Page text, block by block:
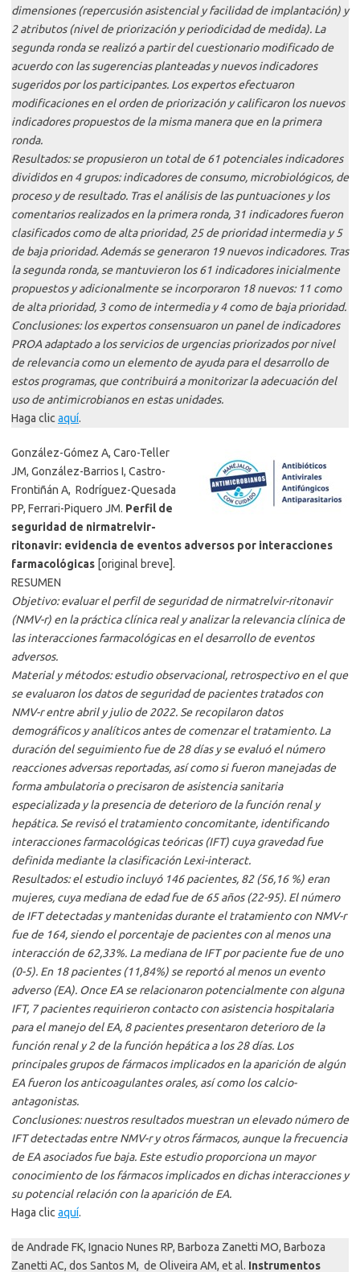
dimensiones (repercusión asistencial y facilidad de implantación) y
2 atributos (nivel de priorización y periodicidad de medida). La
segunda ronda se realizó a partir del cuestionario modificado de
acuerdo con las sugerencias planteadas y nuevos indicadores
sugeridos por los participantes. Los expertos efectuaron
modificaciones en el orden de priorización y calificaron los nuevos
indicadores propuestos de la misma manera que en la primera
ronda.
Resultados: se propusieron un total de 61 potenciales indicadores
divididos en 4 grupos: indicadores de consumo, microbiológicos, de
proceso y de resultado. Tras el análisis de las puntuaciones y los
comentarios realizados en la primera ronda, 31 indicadores fueron
clasificados como de alta prioridad, 25 de prioridad intermedia y 5
de baja prioridad. Además se generaron 19 nuevos indicadores. Tras
la segunda ronda, se mantuvieron los 61 indicadores inicialmente
propuestos y adicionalmente se incorporaron 18 nuevos: 11 como
de alta prioridad, 3 como de intermedia y 4 como de baja prioridad.
Conclusiones: los expertos consensuaron un panel de indicadores
PROA adaptado a los servicios de urgencias priorizados por nivel
de relevancia como un elemento de ayuda para el desarrollo de
estos programas, que contribuirá a monitorizar la adecuación del
uso de antimicrobianos en estas unidades.
Haga clic aquí.
González-Gómez A, Caro-Teller
JM, González-Barrios I, Castro-
Frontiñán A, Rodríguez-Quesada
PP, Ferrari-Piquero JM. Perfil de
seguridad de nirmatrelvir-
ritonavir: evidencia de eventos adversos por interacciones
farmacológicas [original breve].
RESUMEN
Objetivo: evaluar el perfil de seguridad de nirmatrelvir-ritonavir
(NMV-r) en la práctica clínica real y analizar la relevancia clínica de
las interacciones farmacológicas en el desarrollo de eventos
adversos.
Material y métodos: estudio observacional, retrospectivo en el que
se evaluaron los datos de seguridad de pacientes tratados con
NMV-r entre abril y julio de 2022. Se recopilaron datos
demográficos y analíticos antes de comenzar el tratamiento. La
duración del seguimiento fue de 28 días y se evaluó el número
reacciones adversas reportadas, así como si fueron manejadas de
forma ambulatoria o precisaron de asistencia sanitaria
especializada y la presencia de deterioro de la función renal y
hepática. Se revisó el tratamiento concomitante, identificando
interacciones farmacológicas teóricas (IFT) cuya gravedad fue
definida mediante la clasificación Lexi-interact.
Resultados: el estudio incluyó 146 pacientes, 82 (56,16 %) eran
mujeres, cuya mediana de edad fue de 65 años (22-95). El número
de IFT detectadas y mantenidas durante el tratamiento con NMV-r
fue de 164, siendo el porcentaje de pacientes con al menos una
interacción de 62,33%. La mediana de IFT por paciente fue de uno
(0-5). En 18 pacientes (11,84%) se reportó al menos un evento
adverso (EA). Once EA se relacionaron potencialmente con alguna
IFT, 7 pacientes requirieron contacto con asistencia hospitalaria
para el manejo del EA, 8 pacientes presentaron deterioro de la
función renal y 2 de la función hepática a los 28 días. Los
principales grupos de fármacos implicados en la aparición de algún
EA fueron los anticoagulantes orales, así como los calcio-
antagonistas.
Conclusiones: nuestros resultados muestran un elevado número de
IFT detectadas entre NMV-r y otros fármacos, aunque la frecuencia
de EA asociados fue baja. Este estudio proporciona un mayor
conocimiento de los fármacos implicados en dichas interacciones y
su potencial relación con la aparición de EA.
Haga clicaquí.
de Andrade FK, Ignacio Nunes RP, Barboza Zanetti MO, Barboza
Zanetti AC, dos Santos M, de Oliveira AM, et al. Instrumentos